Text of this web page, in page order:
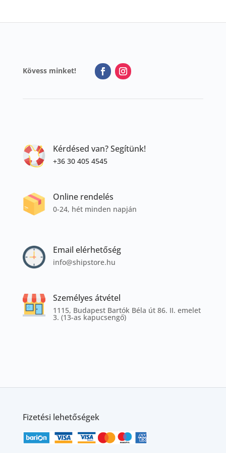
Kövess minket!
Kérdésed van? Segítünk!
+36 30 405 4545
Online rendelés
0-24, hét minden napján
Email elérhetőség
info@shipstore.hu
Személyes átvétel
1115, Budapest Bartók Béla út 86. II. emelet
3. (13-as kapucsengő)
Fizetési lehetőségek